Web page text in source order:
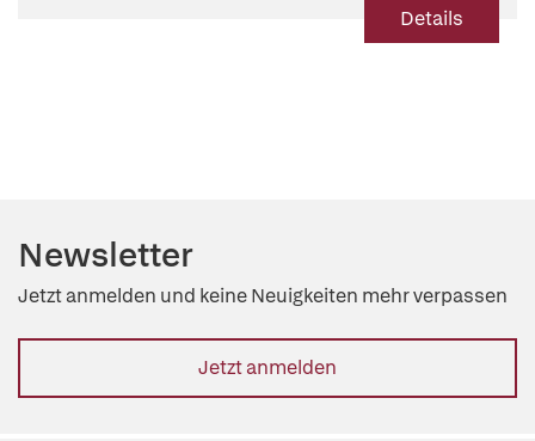
Details
Newsletter
Jetzt anmelden und keine Neuigkeiten mehr verpassen
Jetzt anmelden